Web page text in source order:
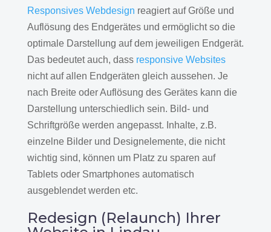
Responsives Webdesign reagiert auf Größe und
Auflösung des Endgerätes und ermöglicht so die
optimale Darstellung auf dem jeweiligen Endgerät.
Das bedeutet auch, dass responsive Websites
nicht auf allen Endgeräten gleich aussehen. Je
nach Breite oder Auflösung des Gerätes kann die
Darstellung unterschiedlich sein. Bild- und
Schriftgröße werden angepasst. Inhalte, z.B.
einzelne Bilder und Designelemente, die nicht
wichtig sind, können um Platz zu sparen auf
Tablets oder Smartphones automatisch
ausgeblendet werden etc.
Redesign (Relaunch) Ihrer